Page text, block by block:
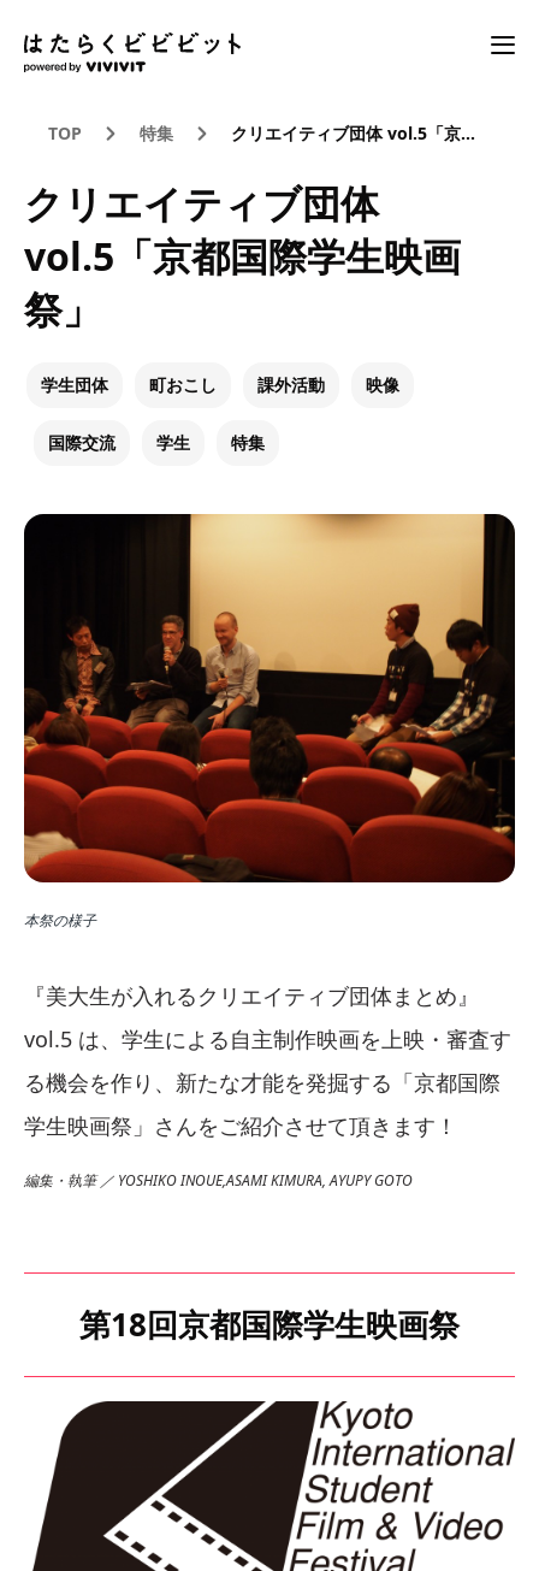
TOP 特集 クリエイティブ団体 vol.5「京都国際学生映画祭」
クリエイティブ団体
vol.5「京都国際学生映画
祭」
学生団体 町おこし 課外活動 映像
国際交流 学生 特集
本祭の様子
『美大生が入れるクリエイティブ団体まとめ』
vol.5 は、学生による自主制作映画を上映・審査す
る機会を作り、新たな才能を発掘する「京都国際
学生映画祭」さんをご紹介させて頂きます！
編集・執筆 ／ YOSHIKO INOUE,ASAMI KIMURA, AYUPY GOTO
第18回京都国際学生映画祭